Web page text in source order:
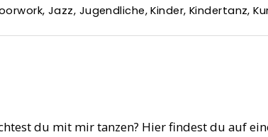
,Jazz, Jugendliche,Kinder,Kindertanz,
du mit mir tanzen? Hier findest du auf